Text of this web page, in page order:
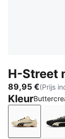
H-Street
89,95 €(Prijs
Kleur